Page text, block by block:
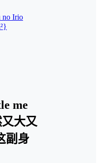
no Irio
me
大又
副身